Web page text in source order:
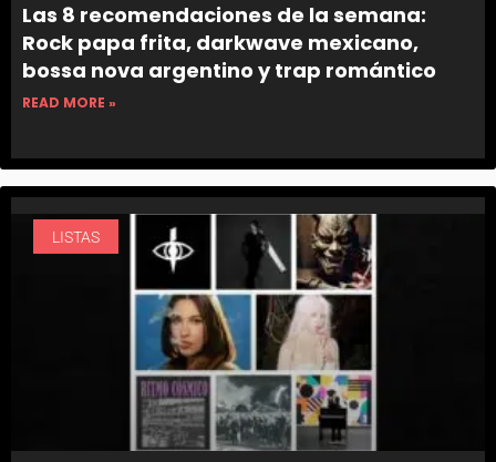
Las 8 recomendaciones de la semana:
Rock papa frita, darkwave mexicano,
bossa nova argentino y trap romántico
READ MORE »
LISTAS